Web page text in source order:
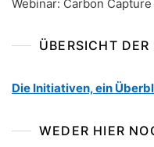
Webinar: Carbon
ÜBERSICHT
Die Initiativen, ein
WEDER HIER